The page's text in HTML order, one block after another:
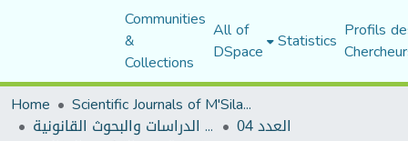
Communities
&
Collections
All of
DSpace Statistics Profils
Home
Scientific Journals of M'Sila University
مجلة الدراسات والبحوث القانونية العدد 04